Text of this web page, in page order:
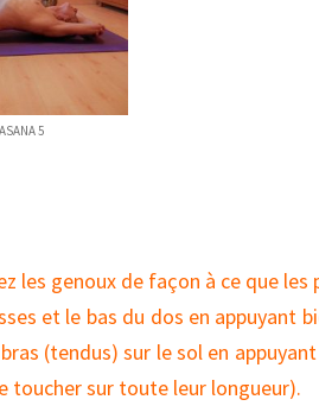
5
les genoux de façon à ce que les
et le bas du dos en appuyant
(tendus) sur le sol en
toucher sur toute leur longueur).